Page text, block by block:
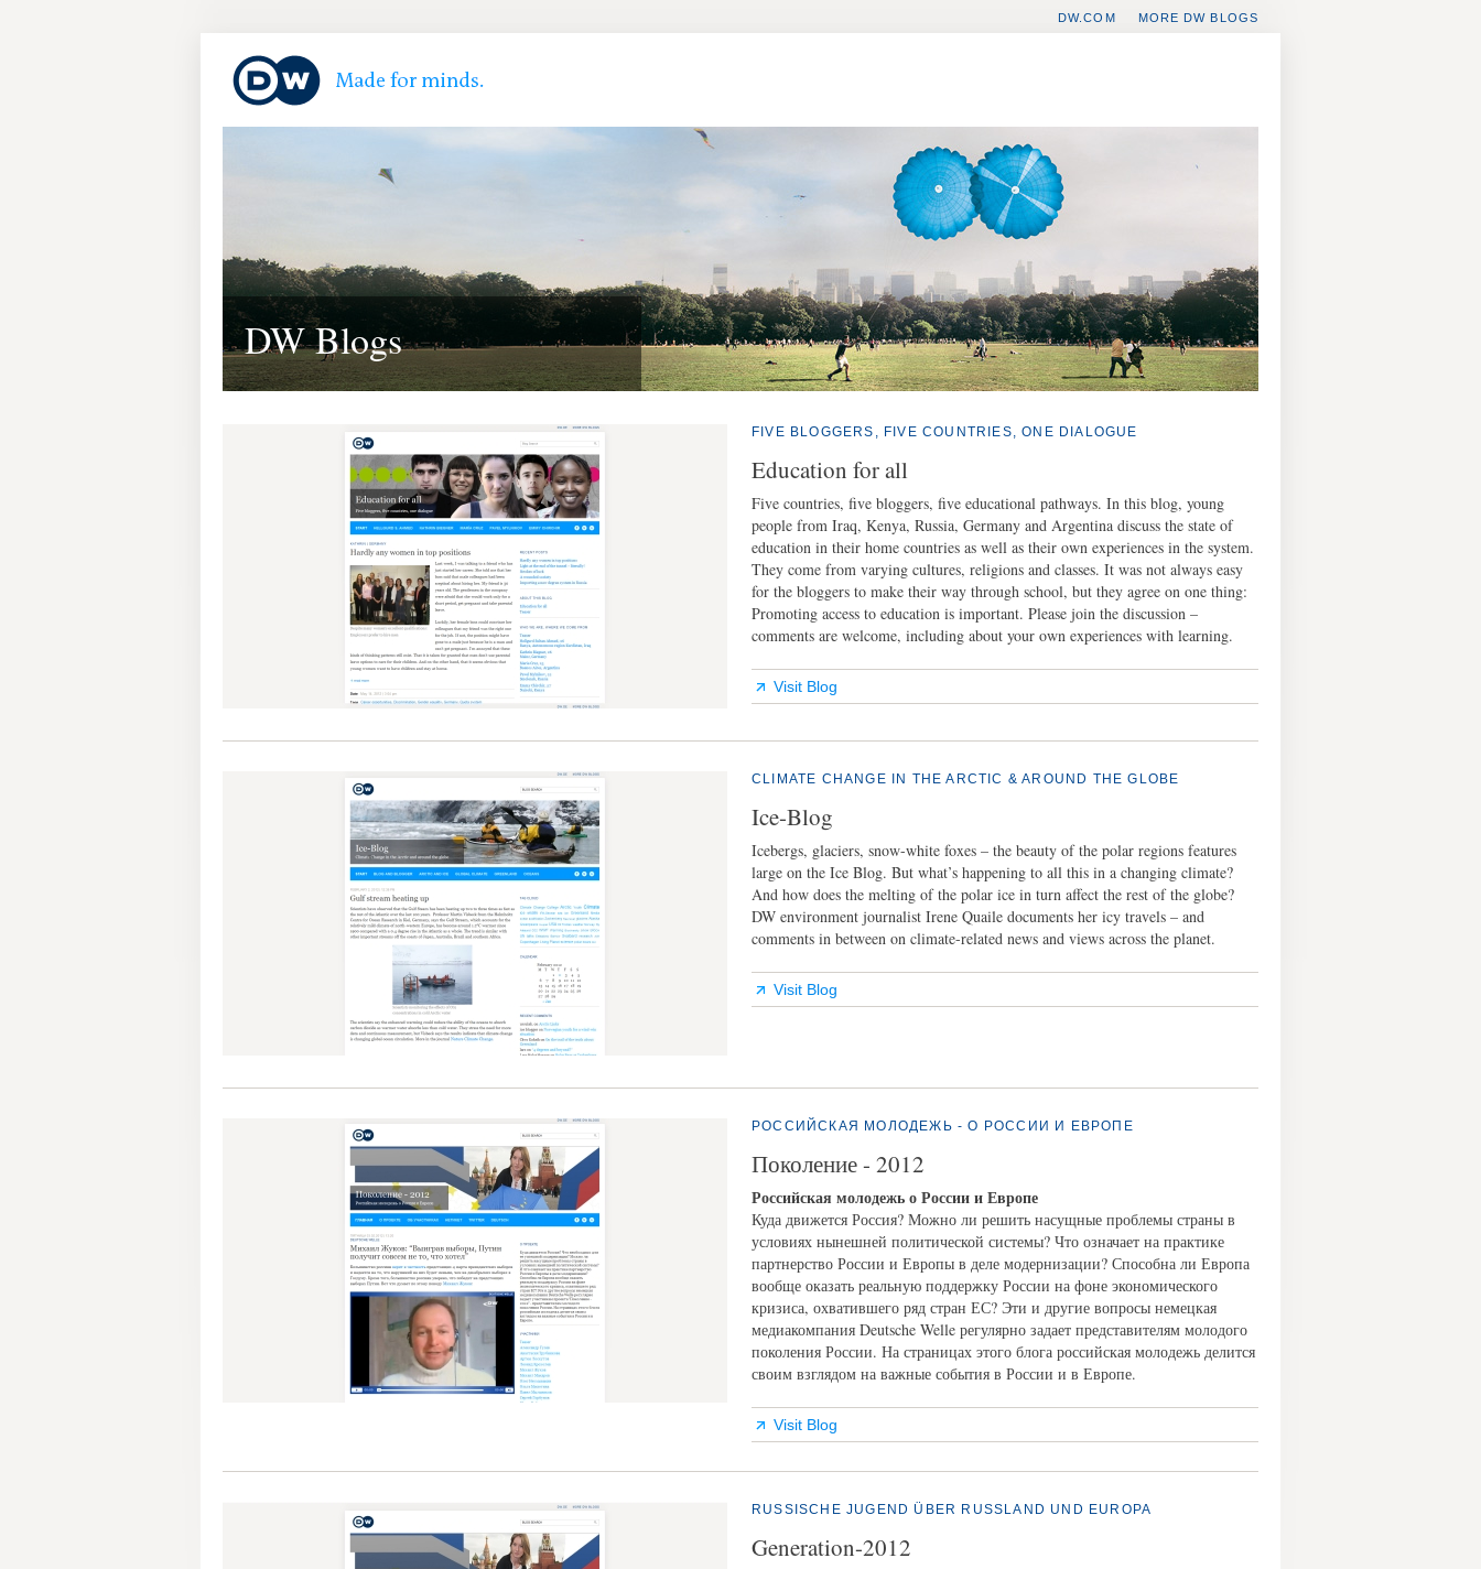
MORE DW BLOGS
DW.COM
DW Blogs
FIVE BLOGGERS, FIVE COUNTRIES, ONE DIALOGUE
Education for all
Five countries, five bloggers, five educational pathways. In this blog, young
people from Iraq, Kenya, Russia, Germany and Argentina discuss the state of
education in their home countries as well as their own experiences in the system.
They come from varying cultures, religions and classes. It was not always easy
for the bloggers to make their way through school, but they agree on one thing:
Promoting access to education is important. Please join the discussion –
comments are welcome, including about your own experiences with learning.
Visit Blog
CLIMATE CHANGE IN THE ARCTIC & AROUND THE GLOBE
Ice-Blog
Icebergs, glaciers, snow-white foxes – the beauty of the polar regions features
large on the Ice Blog. But what’s happening to all this in a changing climate?
And how does the melting of the polar ice in turn affect the rest of the globe?
DW environment journalist Irene Quaile documents her icy travels – and
comments in between on climate-related news and views across the planet.
Visit Blog
РОССИЙСКАЯ МОЛОДЕЖЬ - О РОССИИ И ЕВРОПЕ
Поколение - 2012
Российская молодежь о России и Европе
Куда движется Россия? Можно ли решить насущные проблемы страны в
условиях нынешней политической системы? Что означает на практике
партнерство России и Европы в деле модернизации? Способна ли Европа
вообще оказать реальную поддержку России на фоне экономического
кризиса, охватившего ряд стран ЕС? Эти и другие вопросы немецкая
медиакомпания Deutsche Welle регулярно задает представителям молодого
поколения России. На страницах этого блога российская молодежь делится
своим взглядом на важные события в России и в Европе.
Visit Blog
RUSSISCHE JUGEND ÜBER RUSSLAND UND EUROPA
Generation-2012